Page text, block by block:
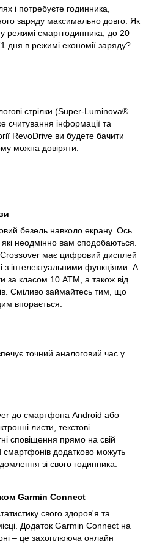
і потребуєте годинника,
заряду максимально довго. Як
режимі смартгодинника, до 20
дня в режимі економії заряду?
стрілки (Super-Luminova®
считування інформації та
RevoDrive ви будете бачити
можна довіряти.
безель навколо екрану. Ось
неодмінно вам сподобаються.
Crossover має цифровий дисплей
з інтелектуальними функціями. А
за класом 10 АТМ, а також від
Сміливо займайтесь тим, що
впорається.
точний аналоговий час у
до смартфона Android або
листи, текстові
сповіщення прямо на свій
додатково можуть
зі свого годинника.
Garmin Connect
свого здоров'я та
Додаток Garmin Connect на
– це захоплююча онлайн